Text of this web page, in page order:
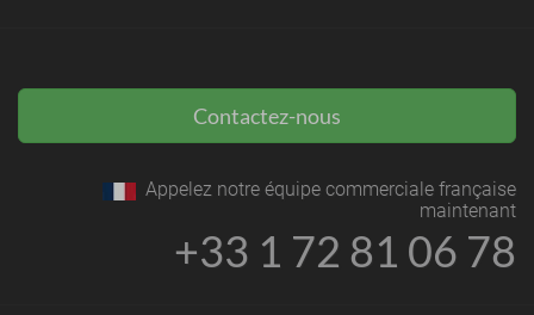
Contactez-nous
Appelez notre équipe commerciale française
maintenant
+33 1 72 81 06 78